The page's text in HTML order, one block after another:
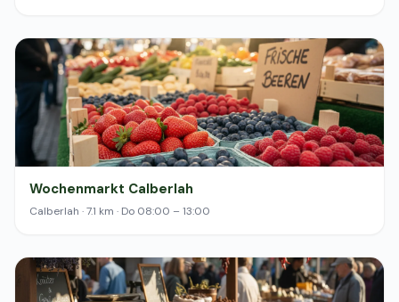
Wochenmarkt Calberlah
Calberlah · 7.1 km · Do 08:00 – 13:00